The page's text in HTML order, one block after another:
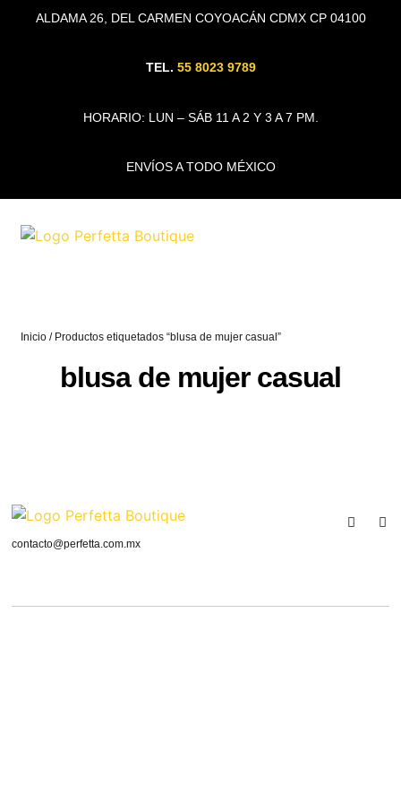
ALDAMA 26, DEL CARMEN COYOACÁN CDMX CP 04100
TEL. 55 8023 9789
HORARIO: LUN – SÁB 11 A 2 Y 3 A 7 PM.
ENVÍOS A TODO MÉXICO
Inicio / Productos etiquetados “blusa de mujer casual”
blusa de mujer casual
contacto@perfetta.com.mx